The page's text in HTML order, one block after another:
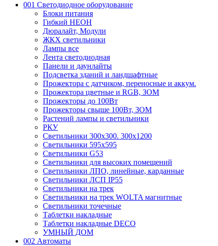
001 Светодиодное оборудование
Блоки питания
Гибкий НЕОН
Дюралайт, Модули
ЖКХ светильники
Лампы все
Лента светодиодная
Панели и даунлайты
Подсветка зданий и ландшафтные
Прожектора с датчиком, переносные и аккум.
Прожектора цветные и RGB, ЗОМ
Прожекторы до 100Вт
Прожекторы свыше 100Вт, ЗОМ
Растений лампы и светильники
РКУ
Светильники 300х300. 300х1200
Светильники 595х595
Светильники G53
Светильники для высоких помещений
Светильники ЛПО, линейные, карданные
Светильники ЛСП IP55
Светильники на трек
Светильники на трек WOLTA магнитные
Светильники точечные
Таблетки накладные
Таблетки накладные DECO
УМНЫЙ ДОМ
002 Автоматы